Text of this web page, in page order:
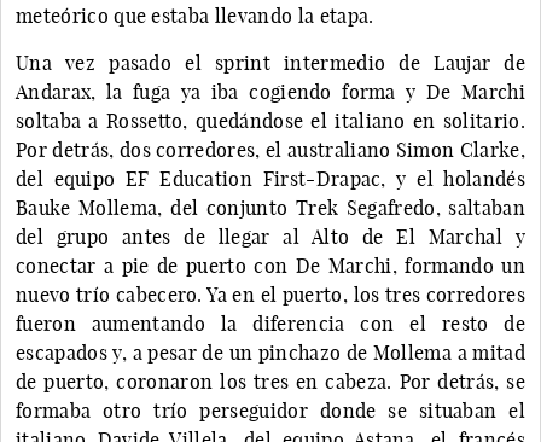
meteórico que estaba llevando la etapa.
Una vez pasado el sprint intermedio de Laujar de
Andarax, la fuga ya iba cogiendo forma y De Marchi
soltaba a Rossetto, quedándose el italiano en solitario.
Por detrás, dos corredores, el australiano Simon Clarke,
del equipo EF Education First-Drapac, y el holandés
Bauke Mollema, del conjunto Trek Segafredo, saltaban
del grupo antes de llegar al Alto de El Marchal y
conectar a pie de puerto con De Marchi, formando un
nuevo trío cabecero. Ya en el puerto, los tres corredores
fueron aumentando la diferencia con el resto de
escapados y, a pesar de un pinchazo de Mollema a mitad
de puerto, coronaron los tres en cabeza. Por detrás, se
formaba otro trío perseguidor donde se situaban el